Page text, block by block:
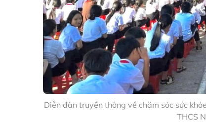
Diễn đàn truyền thông về chăm sóc sức
THCS